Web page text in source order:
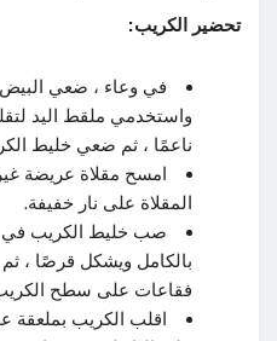
تحضير الكريب:
في وعاء ، ضعي البيض
واستخدمي ملقط اليد
ناعمًا ، ثم ضعي خليط
امسح مقلاة عريضة
المقلاة على نار خفيفة.
صب خليط الكريب في
بالكامل ويشكل قرصًا ،
فقاعات على سطح
اقلب الكريب بملعقة